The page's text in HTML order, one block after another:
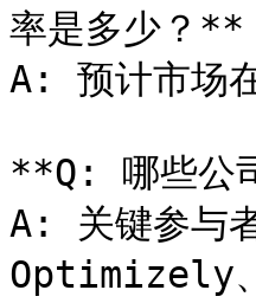
率是多少？**
A: 预计市场
**Q: 哪些公
A: 关键参与
Optimizely